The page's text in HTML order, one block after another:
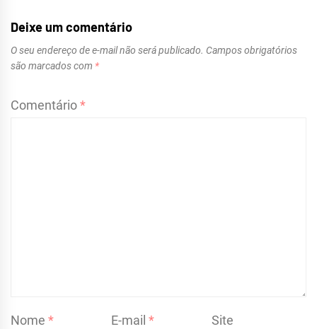
Post
Deixe um comentário
O seu endereço de e-mail não será publicado. Campos obrigatórios
são marcados com *
Comentário*
Nome * E-mail* Site